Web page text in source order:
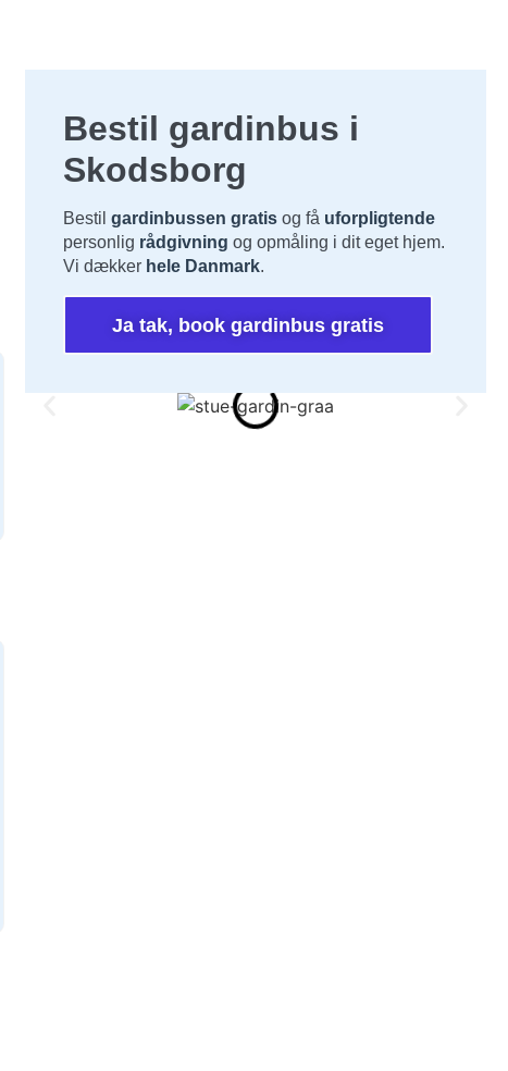
Bestil gardinbus i
Skodsborg
Bestilgardinbussen gratis og få uforpligtende
personlig rådgivning og opmåling i dit eget hjem.
Vi dækker hele Danmark.
Ja tak, book gardinbus gratis